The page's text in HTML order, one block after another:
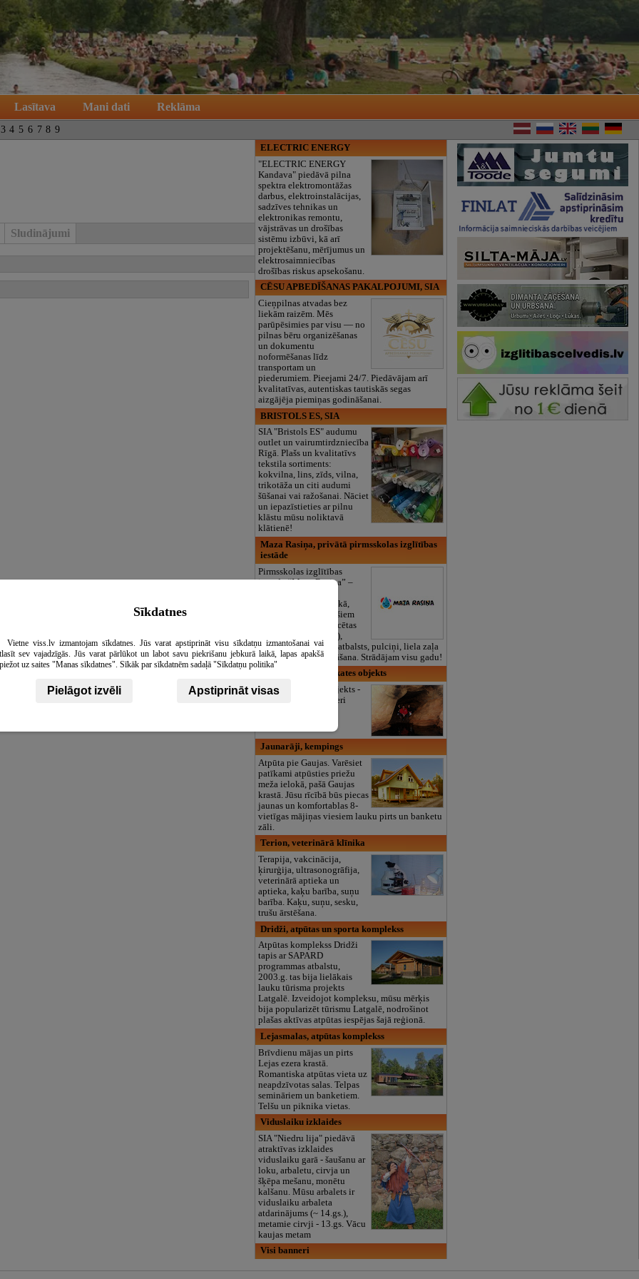
Lasītava Mani dati Reklāma
3 4 5 6 7 8 9
Sludinājumi
ELECTRIC ENERGY
"ELECTRIC ENERGY
Kandava" piedāvā pilna
spektra elektromontāžas
darbus, elektroinstalācijas,
sadzīves tehnikas un
elektronikas remontu,
vājstrāvas un drošības
sistēmu izbūvi, kā arī
projektēšanu, mērījumus un
elektrosaimniecības
drošības riskus apsekošanu.
CĒSU APBEDĪŠANAS PAKALPOJUMI, SIA
Cieņpilnas atvadas bez
liekām raizēm. Mēs
parūpēsimies par visu — no
pilnas bēru organizēšanas
un dokumentu
noformēšanas līdz
transportam un
piederumiem. Pieejami 24/7. Piedāvājam arī
kvalitatīvas, autentiskas tautiskās segas
aizgājēja piemiņas godināšanai.
BRISTOLS ES, SIA
SIA "Bristols ES" audumu
outlet un vairumtirdzniecība
Rīgā. Plašs un kvalitatīvs
tekstila sortiments:
kokvilna, lins, zīds, vilna,
trikotāža un citi audumi
šūšanai vai ražošanai. Nāciet
un iepazīstieties ar pilnu
klāstu mūsu noliktavā
klātienē!
Maza Rasiņa, privātā pirmsskolas izglītības
iestāde
Pirmsskolas izglītības
iestāde “Maza Rasiņa” –
Pārdaugavā, Zasulaukā,
bērniem no 10 mēnešiem
līdz 6 gadiem. Licencētas
programmas (LV/RU),
logopēds, speciālais atbalsts, pulciņi, liela zaļa
teritorija un 3x ēdināšana. Strādājam visu gadu!
Pazemes ezeri, apskates objekts
Tūrisma apskates objekts -
vienīgie pazemes ezeri
Jaunarāji, kempings
Atpūta pie Gaujas. Varēsiet
patīkami atpūsties priežu
meža ielokā, pašā Gaujas
krastā. Jūsu rīcībā būs piecas
jaunas un komfortablas 8-
vietīgas mājiņas viesiem lauku pirts un banketu
zāli.
Terion, veterinārā klīnika
Terapija, vakcinācija,
ķirurģija, ultrasonogrāfija,
veterinārā aptieka un
aptieka, kaķu barība, suņu
barība. Kaķu, suņu, sesku,
trušu ārstēšana.
Dridži, atpūtas un sporta komplekss
Atpūtas komplekss Dridži
tapis ar SAPARD
programmas atbalstu,
2003.g. tas bija lielākais
lauku tūrisma projekts
Latgalē. Izveidojot kompleksu, mūsu mērķis
bija popularizēt tūrismu Latgalē, nodrošinot
plašas aktīvas atpūtas iespējas šajā reģionā.
Lejasmalas, atpūtas komplekss
Brīvdienu mājas un pirts
Lejas ezera krastā.
Romantiska atpūtas vieta uz
neapdzīvotas salas. Telpas
semināriem un banketiem.
Telšu un piknika vietas.
Viduslaiku izklaides
SIA "Niedru lija" piedāvā
atraktīvas izklaides
viduslaiku garā - šaušanu ar
loku, arbaletu, cirvja un
šķēpa mešanu, monētu
kalšanu. Mūsu arbalets ir
viduslaiku arbaleta
atdarinājums (~ 14.gs.),
metamie cirvji - 13.gs. Vācu
kaujas metam
Visi banneri
Sīkdatnes
Vietne viss.lv izmantojam sīkdatnes. Jūs varat apstiprināt visu sīkdatņu izmantošanai vai
sev vajadzīgās. Jūs varat pārlūkot un labot savu piekrišanu jebkurā laikā, lapas apakšā
uz saites "Manas sīkdatnes". Sīkāk par sīkdatnēm sadaļā "Sīkdatņu politika"
Pielāgot izvēli Apstiprināt visas